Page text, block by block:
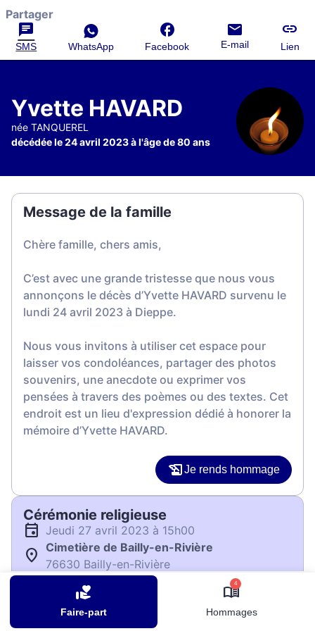
Faire-part
4
Hommages
Partager
SMS WhatsApp Facebook E-mail Lien
Yvette HAVARD
née TANQUEREL
décédée le 24 avril 2023 à l'âge de 80 ans
Message de la famille
Chère famille, chers amis,
C’est avec une grande tristesse que nous vous
annonçons le décès d’Yvette HAVARD survenu le
lundi 24 avril 2023 à Dieppe.
Nous vous invitons à utiliser cet espace pour
laisser vos condoléances, partager des photos
souvenirs, une anecdote ou exprimer vos
pensées à travers des poèmes ou des textes. Cet
endroit est un lieu d'expression dédié à honorer la
mémoire d’Yvette HAVARD.
Je rends hommage
Cérémonie religieuse
jeudi 27 avril 2023 à 15h00
Cimetière de Bailly-en-Rivière
76630 Bailly-en-Rivière
Je rends hommage